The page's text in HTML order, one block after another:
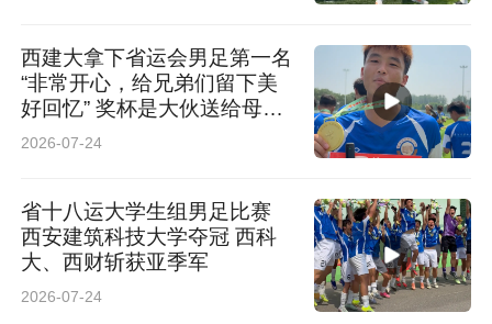
西建大拿下省运会男足第一名
“非常开心，给兄弟们留下美
好回忆” 奖杯是大伙送给母校
校庆的礼物
2026-07-24
省十八运大学生组男足比赛
西安建筑科技大学夺冠 西科
大、西财斩获亚季军
2026-07-24